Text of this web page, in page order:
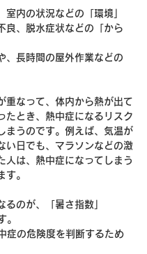
室内の状況などの「環境」
良、脱水症状などの「から
、長時間の屋外作業などの
重なって、体内から熱が出て
たとき、熱中症になるリスク
まうのです。例えば、気温が
い日でも、マラソンなどの激
人は、熱中症になってしまう
す。
るのが、「暑さ指数」
。
症の危険度を判断するため